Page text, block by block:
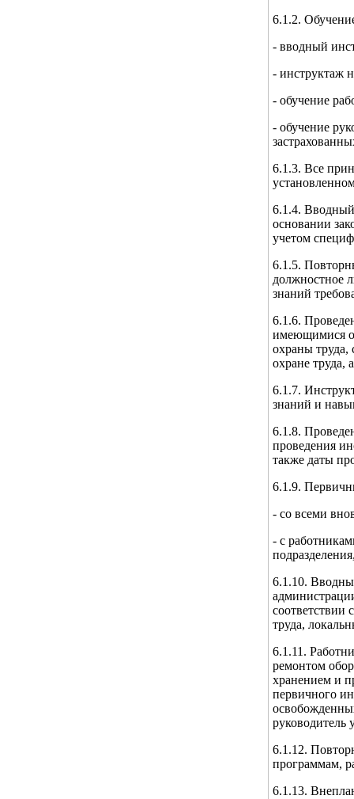
6.1.2.
- вводный
- инструктаж
- обучение
- обучение
6.1.3. Все
6.1.4. Вводный
основании
учетом
6.1.5.
должностное
знаний
6.1.6.
имеющимися
охраны труда,
охране труда,
6.1.7.
знаний и
6.1.8.
проведения
также даты
6.1.9.
- со всеми
- с
6.1.10.
соответствии
труда,
6.1.11.
ремонтом
хранением и
первичного
руководитель
6.1.12.
программам,
6.1.13.